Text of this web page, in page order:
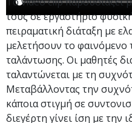
τους σε εργαστήριο
πειραματική διάταξη με
μελετήσουν το φαινόμενο
ταλάντωσης. Οι μαθητές
ταλαντώνεται με τη
Μεταβάλλοντας την
κάποια στιγμή σε
διεγέρτη γίνει ίση με την